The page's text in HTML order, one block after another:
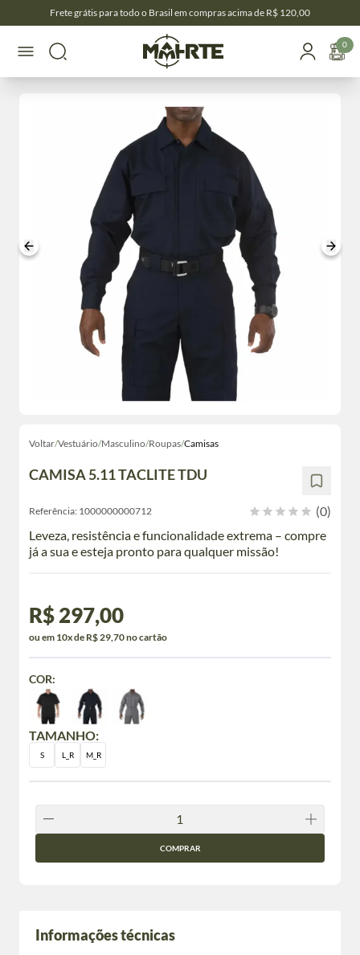
Frete grátis para todo o Brasil em compras acima de R$ 120,00
0
Voltar/Vestuário/Masculino/Roupas/Camisas
CAMISA 5.11 TACLITE TDU
Referência: 1000000000712
(0)
Leveza, resistência e funcionalidade extrema – compre
já a sua e esteja pronto para qualquer missão!
R$ 297,00
ou em 10x de R$ 29,70 no cartão
TAMANHO:
S L_R M_R
COR:
COMPRAR
Informações técnicas